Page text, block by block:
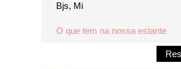
Bjs, Mi
O que tem na nossa estante